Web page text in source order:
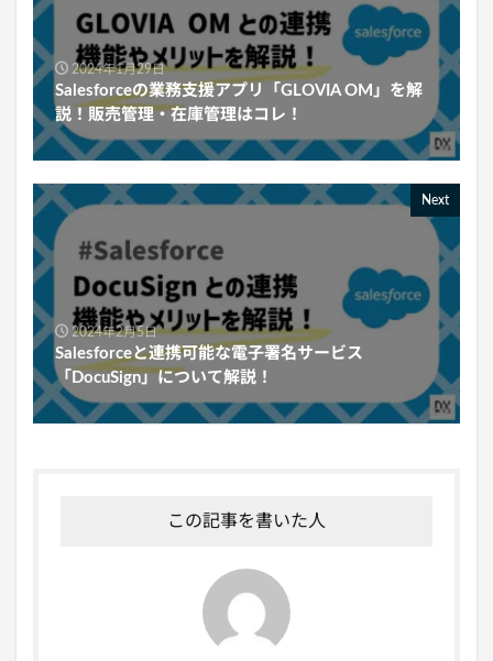
2024年1月29日
Salesforceの業務支援アプリ「GLOVIA OM」を解
説！販売管理・在庫管理はコレ！
Next
2024年2月5日
Salesforceと連携可能な電子署名サービス
「DocuSign」について解説！
この記事を書いた人